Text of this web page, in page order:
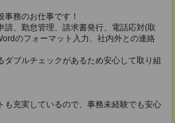
務のお仕事です！
請、勤怠管理、請求書発行、電話応対(取
のフォーマット入力、社内外との連絡
ブルチェックがあるため安心して取り組
も充実しているので、事務未経験でも安心